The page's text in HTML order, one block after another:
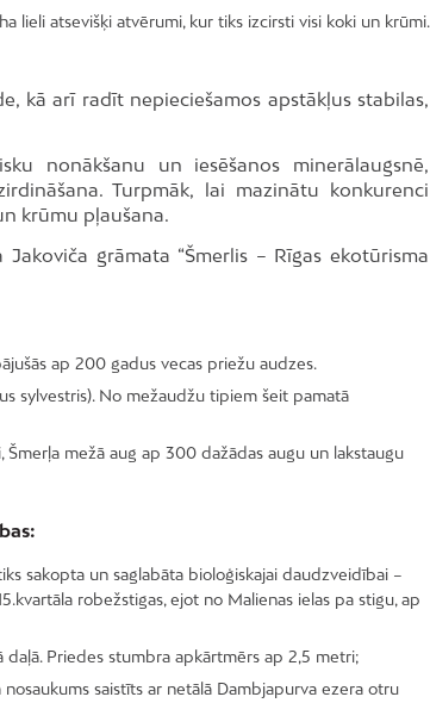
lieli atsevišķi atvērumi, kur tiks izcirsti visi koki un krūmi.
kā arī radīt nepieciešamos apstākļus stabilas,
nonākšanu un iesēšanos minerālaugsnē,
Turpmāk, lai mazinātu konkurenci
krūmu pļaušana.
grāmata “Šmerlis – Rīgas ekotūrisma
ap 200 gadus vecas priežu audzes.
sylvestris). No mežaudžu tipiem šeit pamatā
mežā aug ap 300 dažādas augu un lakstaugu
sakopta un saglabāta bioloģiskajai daudzveidībai –
robežstigas, ejot no Malienas ielas pa stigu, ap
daļā. Priedes stumbra apkārtmērs ap 2,5 metri;
saistīts ar netālā Dambjapurva ezera otru